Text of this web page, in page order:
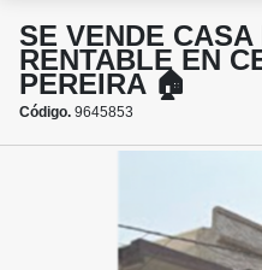
SE VENDE
RENTABLE EN
PEREIRA 🏠
Código. 9645853